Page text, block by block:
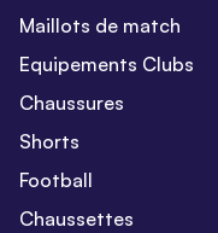
Maillots de match
Equipements Clubs
Chaussures
Shorts
Football
Chaussettes